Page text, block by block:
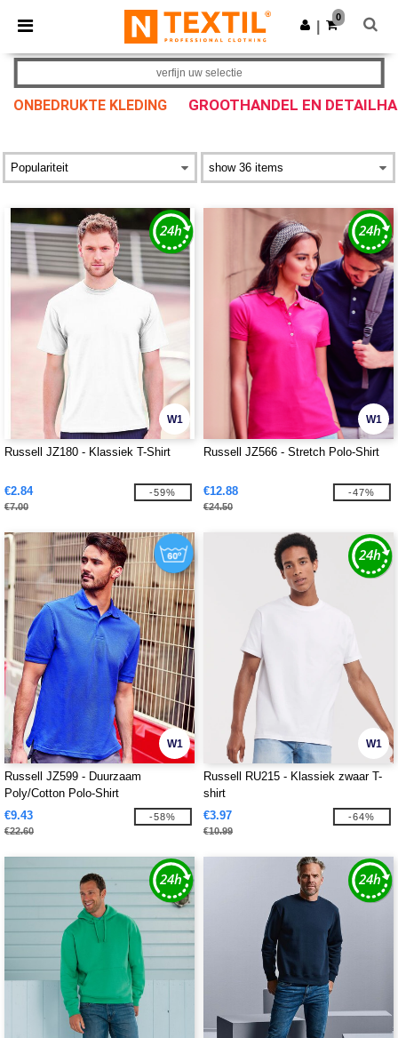
× Ntextil-app
Betere prijzen in de app!
Download app
0
ONBEDRUKTE KLEDING GROOTHANDEL EN
verfijn uw selectie
W1
Russell JZ180 - Klassiek T-Shirt
€2.84
€7.00
-59%
W1
Russell JZ566 - Stretch Polo-Shirt
€12.88
€24.50
-47%
W1
Russell JZ599 - Duurzaam
Poly/Cotton Polo-Shirt
€9.43
€22.60
-58%
W1
Russell RU215 - Klassiek zwaar T-
shirt
€3.97
€10.99
-64%